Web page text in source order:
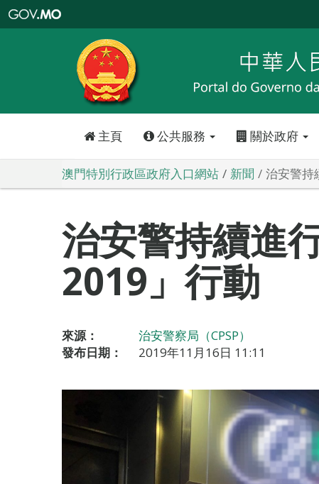
特
政
區
政
口
主頁 公共服務 關於政府
澳門特別行政區政府入口網站 新聞 治安警持
治安警持續進
2019」行動
來源：
治安警察局（CPSP）
發布日期：
2019年11月16日 11:11